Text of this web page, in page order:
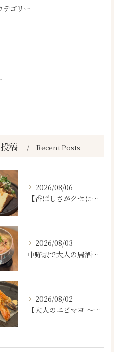
テゴリー
稿 Recent Posts
2026/08/06
【香ばしさがクセになる。
2026/08/03
中野駅で大人の居酒屋をお探しならぜひワラテルへ！
2026/08/02
【大人のエビマヨ ～燻製ハバネロマヨ～🦐🔥】